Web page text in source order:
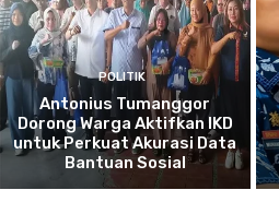
POLITIK
Antonius Tumanggor
Dorong Warga Aktifkan IKD
untuk Perkuat Akurasi Data
Bantuan Sosial